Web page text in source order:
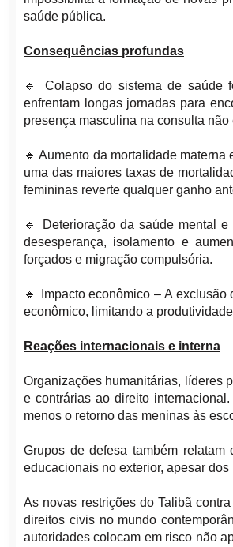
saúde pública.
Consequências profundas
🔹 Colapso do sistema de saúde
enfrentam longas jornadas para
presença masculina na consulta
🔹 Aumento da mortalidade
uma das maiores taxas de
femininas reverte qualquer ganho
🔹 Deterioração da saúde mental
desesperança, isolamento e
forçados e migração compulsória.
🔹 Impacto econômico – A
econômico, limitando a
Reações internacionais e interna
Organizações humanitárias, líderes
e contrárias ao direito
menos o retorno das meninas às
Grupos de defesa também
educacionais no exterior, apesar
As novas restrições do Talibã
direitos civis no mundo
autoridades colocam em risco não